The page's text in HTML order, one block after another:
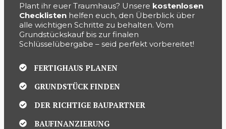
Plant ihr euer Traumhaus? Unsere kostenlosen
Checklisten helfen euch, den Überblick über
alle wichtigen Schritte zu behalten. Vom
Grundstückskauf bis zur finalen
Schlüsselübergabe – seid perfekt vorbereitet!
FERTIGHAUS PLANEN
GRUNDSTÜCK FINDEN
DER RICHTIGE BAUPARTNER
BAUFINANZIERUNG